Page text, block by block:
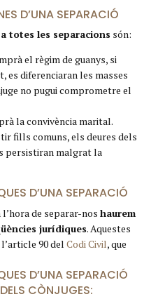
D’UNA SEPARACIÓ
totes les separacions són:
el règim de guanys, si
es diferenciaran les masses
no pugui comprometre el
la convivència marital.
fills comuns, els deures dels
persistiran malgrat la
D’UNA SEPARACIÓ
de separar-nos haurem
jurídiques. Aquestes
90 del Codi Civil, que
D’UNA SEPARACIÓ
CÒNJUGES: